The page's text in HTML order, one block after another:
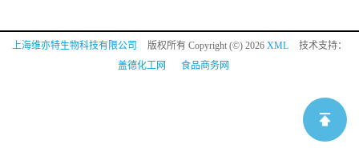
上海维亦特生物科技有限公司 版权所有 Copyright (©) 2026 XML
技术支持：
盖德化工网
食品商务网